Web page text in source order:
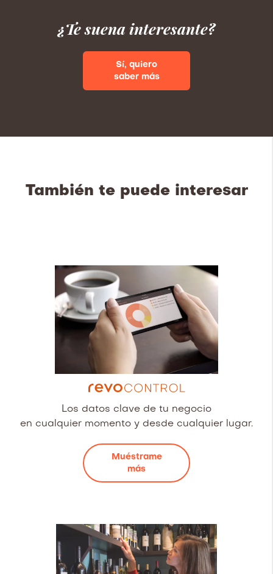
¿Te suena interesante?
Sí, quiero
saber más
También te puede interesar
Los datos clave de tu negocio
en cualquier momento y desde cualquier lugar.
Muéstrame
más